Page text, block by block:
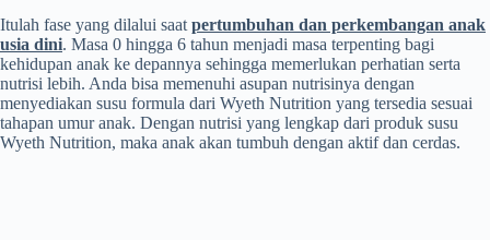
Itulah fase yang dilalui saat pertumbuhan dan perkembangan anak
usia dini. Masa 0 hingga 6 tahun menjadi masa terpenting bagi
kehidupan anak ke depannya sehingga memerlukan perhatian serta
nutrisi lebih. Anda bisa memenuhi asupan nutrisinya dengan
menyediakan susu formula dari Wyeth Nutrition yang tersedia sesuai
tahapan umur anak. Dengan nutrisi yang lengkap dari produk susu
Wyeth Nutrition, maka anak akan tumbuh dengan aktif dan cerdas.